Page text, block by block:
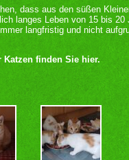
dass aus den süßen
langes Leben von 15 bis 20
langfristig und nicht
finden Sie hier.